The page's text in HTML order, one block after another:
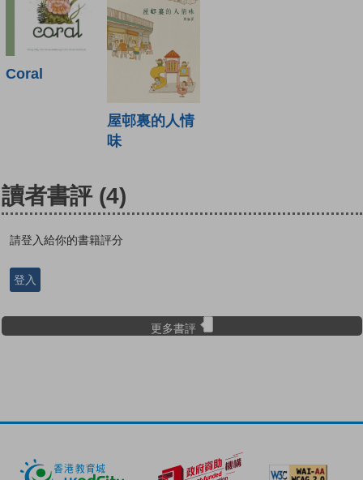
Coral
屋邨裏的人情
味
讀者書評 (4)
請登入給你的書籍評分
登入
更多書評